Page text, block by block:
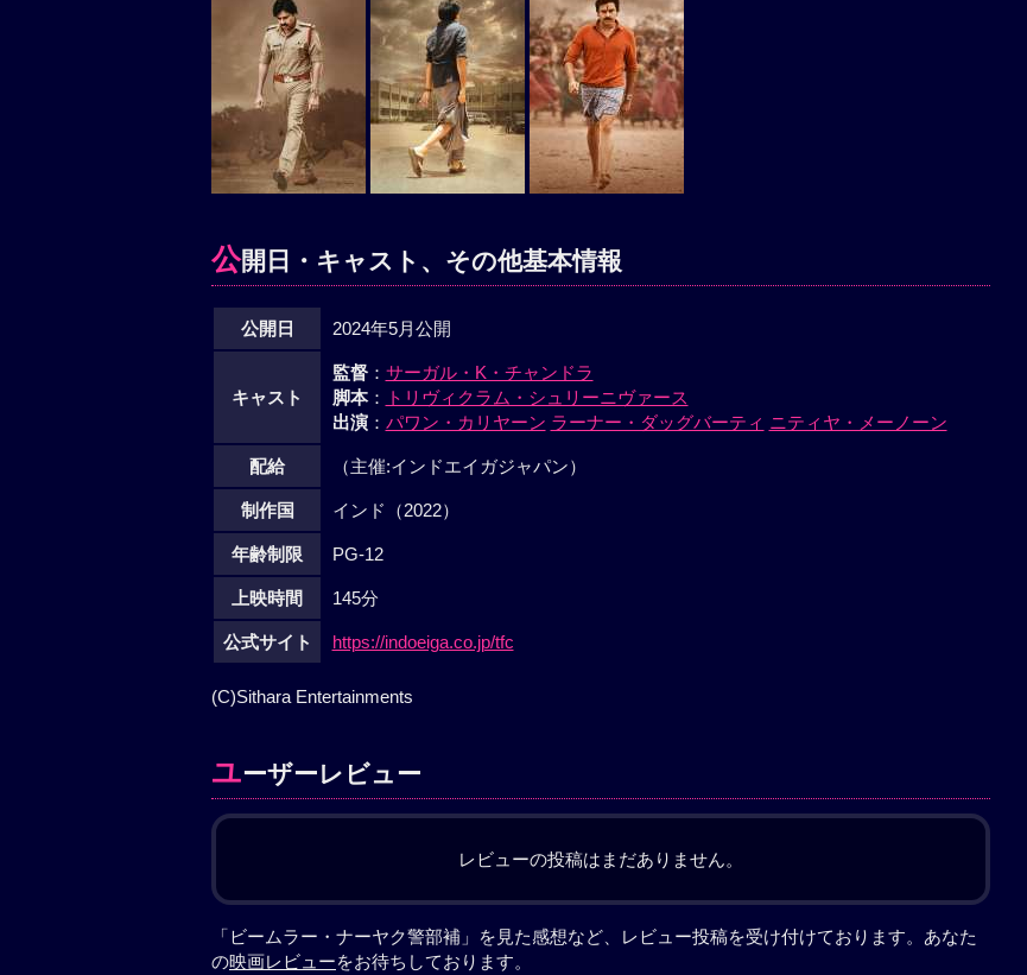
公開日・キャスト、その他基本情報
公開日 2024年5月公開
キャスト
監督： サーガル・K・チャンドラ
脚本：
トリヴィクラム・シュリーニヴァース
出演： パワン・カリヤーン ラーナー・ダッグバーティ ニティヤ・メーノーン
配給 （主催:インドエイガジャパン）
制作国 インド（2022）
年齢制限 PG-12
上映時間 145分
公式サイト https://indoeiga.co.jp/tfc
(C)Sithara Entertainments
ユーザーレビュー
レビューの投稿はまだありません。
「ビームラー・ナーヤク警部補」を見た感想など、レビュー投稿を受け付けております。あなた
の映画レビューをお待ちしております。